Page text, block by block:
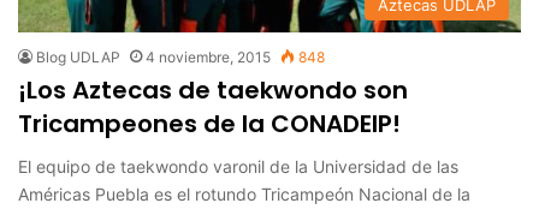
Aztecas UDLAP
Blog UDLAP 4 noviembre, 2015 848
¡Los Aztecas de taekwondo son
Tricampeones de la CONADEIP!
El equipo de taekwondo varonil de la Universidad de las
Américas Puebla es el rotundo Tricampeón Nacional de la